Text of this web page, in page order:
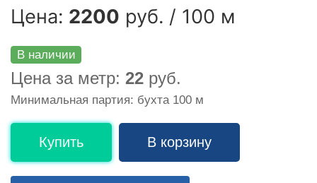
Цена: 2200 руб. / 100 м
В наличии
Цена за метр: 22 руб.
Минимальная партия: бухта 100 м
Купить В корзину